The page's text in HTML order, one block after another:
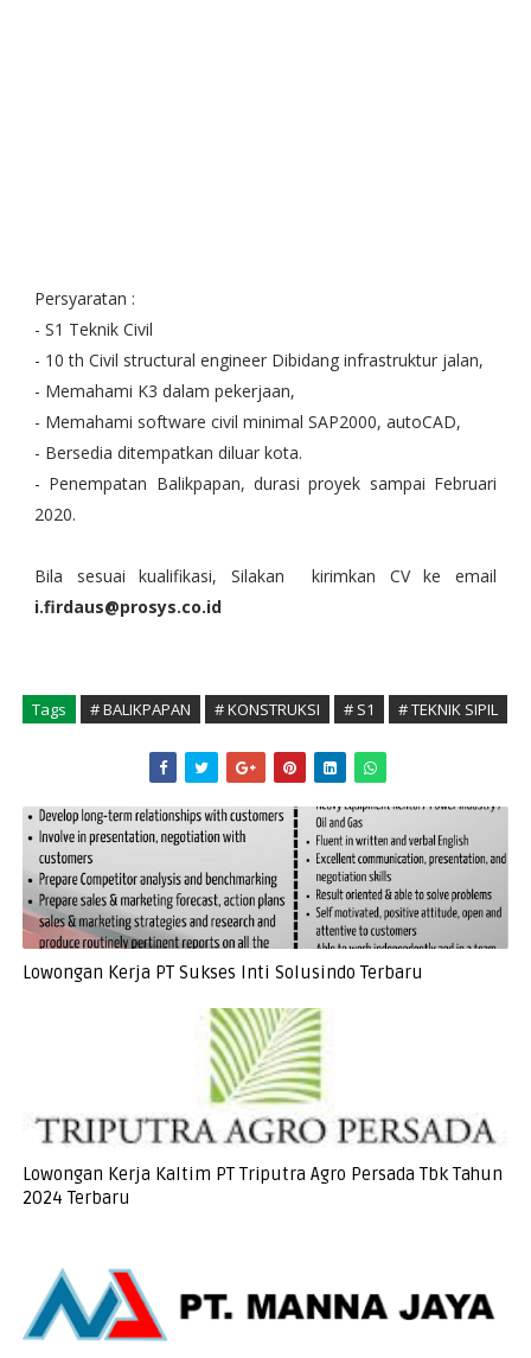
Persyaratan :
- S1 Teknik Civil
- 10 th Civil structural engineer Dibidang infrastruktur jalan,
- Memahami K3 dalam pekerjaan,
- Memahami software civil minimal SAP2000, autoCAD,
- Bersedia ditempatkan diluar kota.
- Penempatan Balikpapan, durasi proyek sampai Februari
2020.
i.firdaus@prosys.co.id
Tags # BALIKPAPAN # KONSTRUKSI # S1 # TEKNIK SIPIL
Lowongan Kerja PT Sukses Inti Solusindo Terbaru
Lowongan Kerja Kaltim PT Triputra Agro Persada Tbk Tahun
2024 Terbaru